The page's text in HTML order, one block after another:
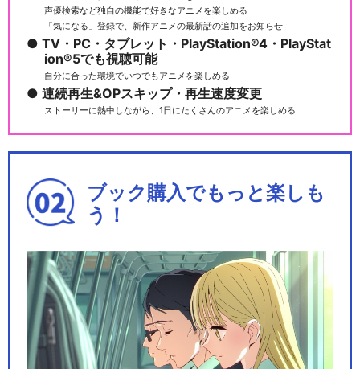
声優検索など独自の機能で好きなアニメを楽しめる
「気になる」登録で、新作アニメの最新話の追加をお知らせ
TV・PC・タブレット・PlayStation®4・PlayStat
ion®5でも視聴可能
自分に合った環境でいつでもアニメを楽しめる
連続再生&OPスキップ・再生速度変更
ストーリーに熱中しながら、1日にたくさんのアニメを楽しめる
ブック購入でもっと楽しも
う！